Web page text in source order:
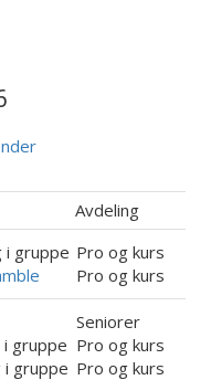
Avdeling
i gruppe Pro og kurs
Pro og kurs
Seniorer
gruppe Pro og kurs
gruppe Pro og kurs